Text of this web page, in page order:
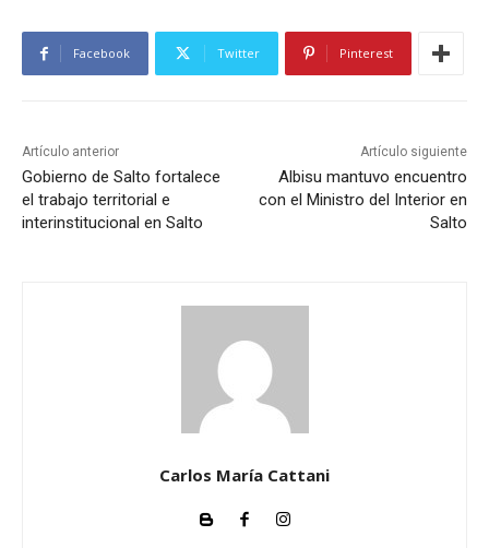
Facebook Twitter Pinterest
Artículo anterior
Gobierno de Salto fortalece
el trabajo territorial e
interinstitucional en Salto
Artículo siguiente
Albisu mantuvo encuentro
con el Ministro del Interior en
Salto
Carlos María Cattani